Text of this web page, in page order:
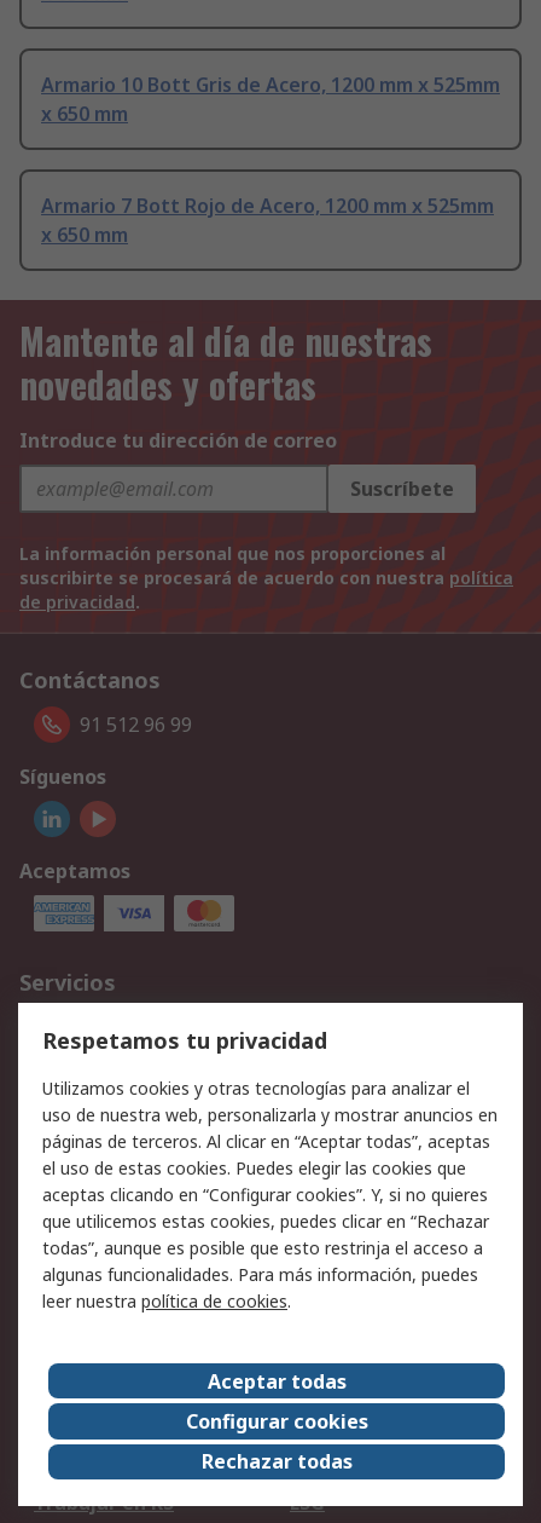
Armario 10 Bott Gris de Acero, 1200 mm x 525mm
x 650 mm
Armario 7 Bott Rojo de Acero, 1200 mm x 525mm
x 650 mm
Mantente al día de nuestras
novedades y ofertas
Introduce tu dirección de correo
Suscríbete
La información personal que nos proporciones al
suscribirte se procesará de acuerdo con nuestra política
de privacidad.
Contáctanos
91 512 96 99
Síguenos
Aceptamos
Servicios
Cómo realizar pedidos
Devoluciones
Facturación y pago
Ofertas
Soporte técnico
Legal
Aviso legal
Política de privacidad -
Actualizada
Política sobre cookies
Seguridad de emails
Certificaciones de
Condiciones de venta
Acerca de RS
Acerca de RS
RS Group
RS en el mundo
Sala de prensa
Trabajar en RS
ESG
Respetamos tu privacidad
Utilizamos cookies y otras tecnologías para analizar el
uso de nuestra web, personalizarla y mostrar anuncios en
páginas de terceros. Al clicar en “Aceptar todas”, aceptas
el uso de estas cookies. Puedes elegir las cookies que
aceptas clicando en “Configurar cookies”. Y, si no quieres
que utilicemos estas cookies, puedes clicar en “Rechazar
todas”, aunque es posible que esto restrinja el acceso a
algunas funcionalidades. Para más información, puedes
leer nuestra política de cookies.
Aceptar todas
Configurar cookies
Rechazar todas